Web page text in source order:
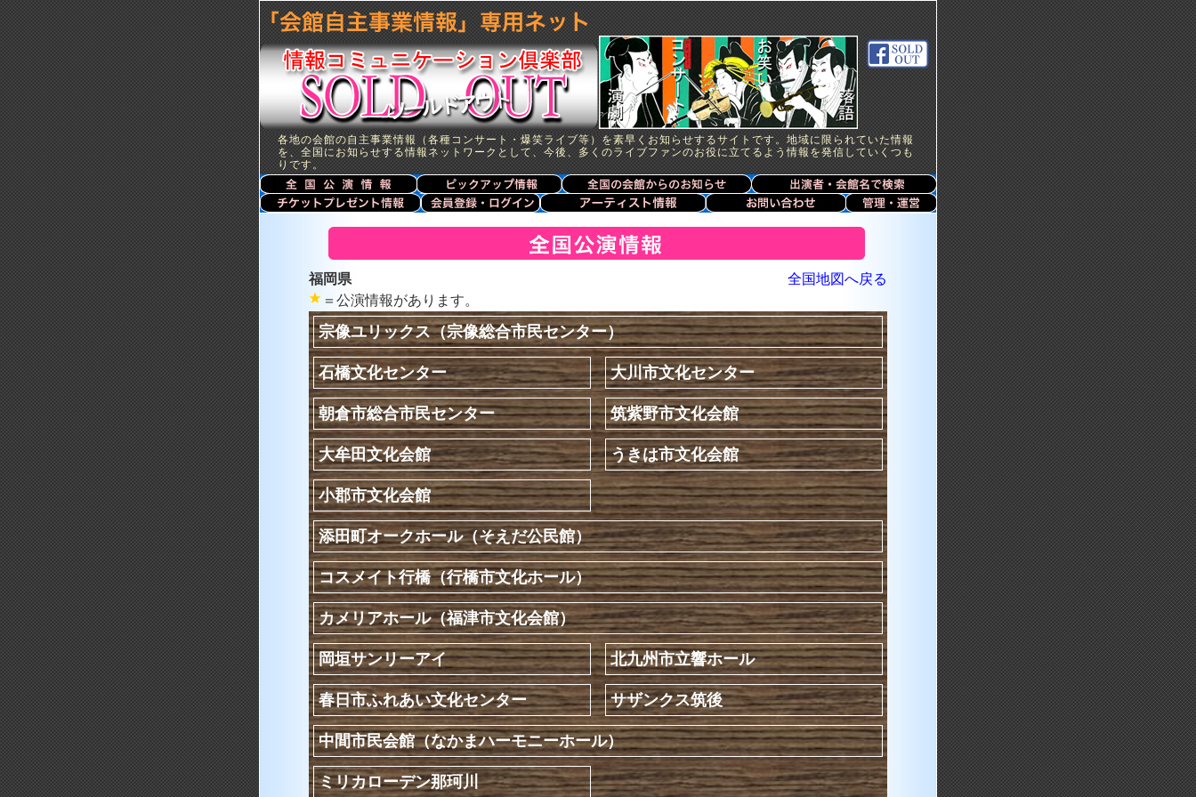
各地の会館の自主事業情報（各種コンサート・爆笑ライブ等）を素早くお知らせするサイトです。地域に限られていた情報
を、全国にお知らせする情報ネットワークとして、今後、多くのライブファンのお役に立てるよう情報を発信していくつも
りです。
福岡県
＝公演情報があります。
全国地図へ戻る
宗像ユリックス（宗像総合市民センター）
石橋文化センター 大川市文化センター
朝倉市総合市民センター 筑紫野市文化会館
大牟田文化会館 うきは市文化会館
小郡市文化会館
添田町オークホール（そえだ公民館）
コスメイト行橋（行橋市文化ホール）
カメリアホール（福津市文化会館）
岡垣サンリーアイ 北九州市立響ホール
春日市ふれあい文化センター サザンクス筑後
中間市民会館（なかまハーモニーホール）
ミリカローデン那珂川